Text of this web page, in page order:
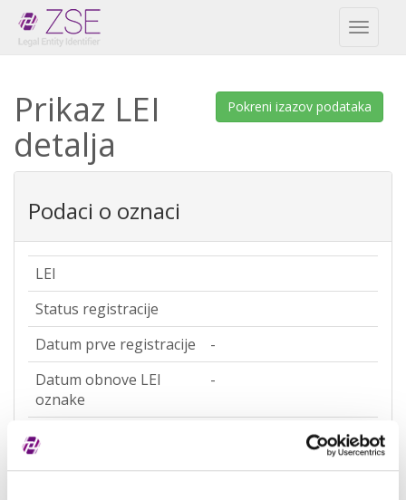
Toggle
Pokreni izazov podataka
Prikaz LEI
detalja
Podaci o oznaci
LEI
Status registracije
Datum prve registracije
-
Datum obnove LEI
oznake
-
Datum zadnjeg
ažuriranja